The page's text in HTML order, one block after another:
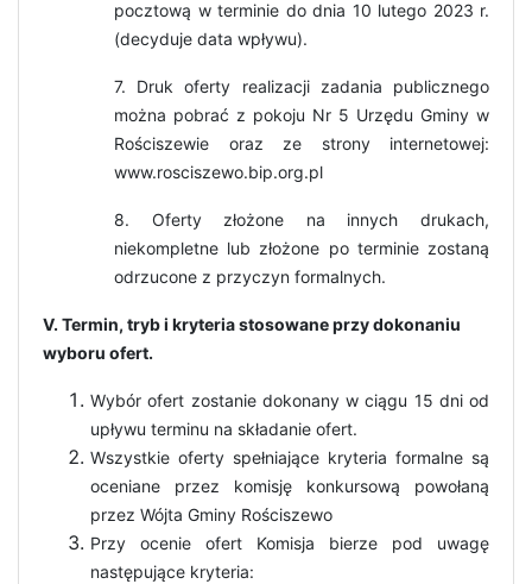
pocztową w terminie do dnia 10 lutego 2023 r.
(decyduje data wpływu).
7. Druk oferty realizacji zadania publicznego
można pobrać z pokoju Nr 5 Urzędu Gminy w
Rościszewie oraz ze strony internetowej:
www.rosciszewo.bip.org.pl
8. Oferty złożone na innych drukach,
niekompletne lub złożone po terminie zostaną
odrzucone z przyczyn formalnych.
V. Termin, tryb i kryteria stosowane przy dokonaniu
wyboru ofert.
Wybór ofert zostanie dokonany w ciągu 15 dni od
upływu terminu na składanie ofert.
Wszystkie oferty spełniające kryteria formalne są
oceniane przez komisję konkursową powołaną
przez Wójta Gminy Rościszewo
Przy ocenie ofert Komisja bierze pod uwagę
następujące kryteria: